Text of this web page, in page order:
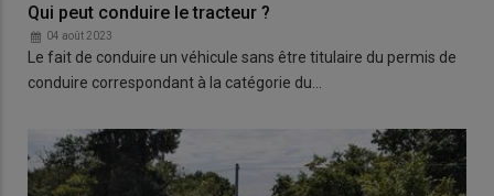
Qui peut conduire le tracteur ?
04 août 2023
Le fait de conduire un véhicule sans être titulaire du permis de
conduire correspondant à la catégorie du…